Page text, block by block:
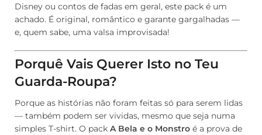
Disney ou contos de fadas em geral, este pack é um
achado. É original, romântico e garante gargalhadas —
e, quem sabe, uma valsa improvisada!
Porquê Vais Querer Isto no Teu
Guarda-Roupa?
Porque as histórias não foram feitas só para serem lidas
— também podem ser vividas, mesmo que seja numa
simples T-shirt. O pack A Bela e o Monstro é a prova de